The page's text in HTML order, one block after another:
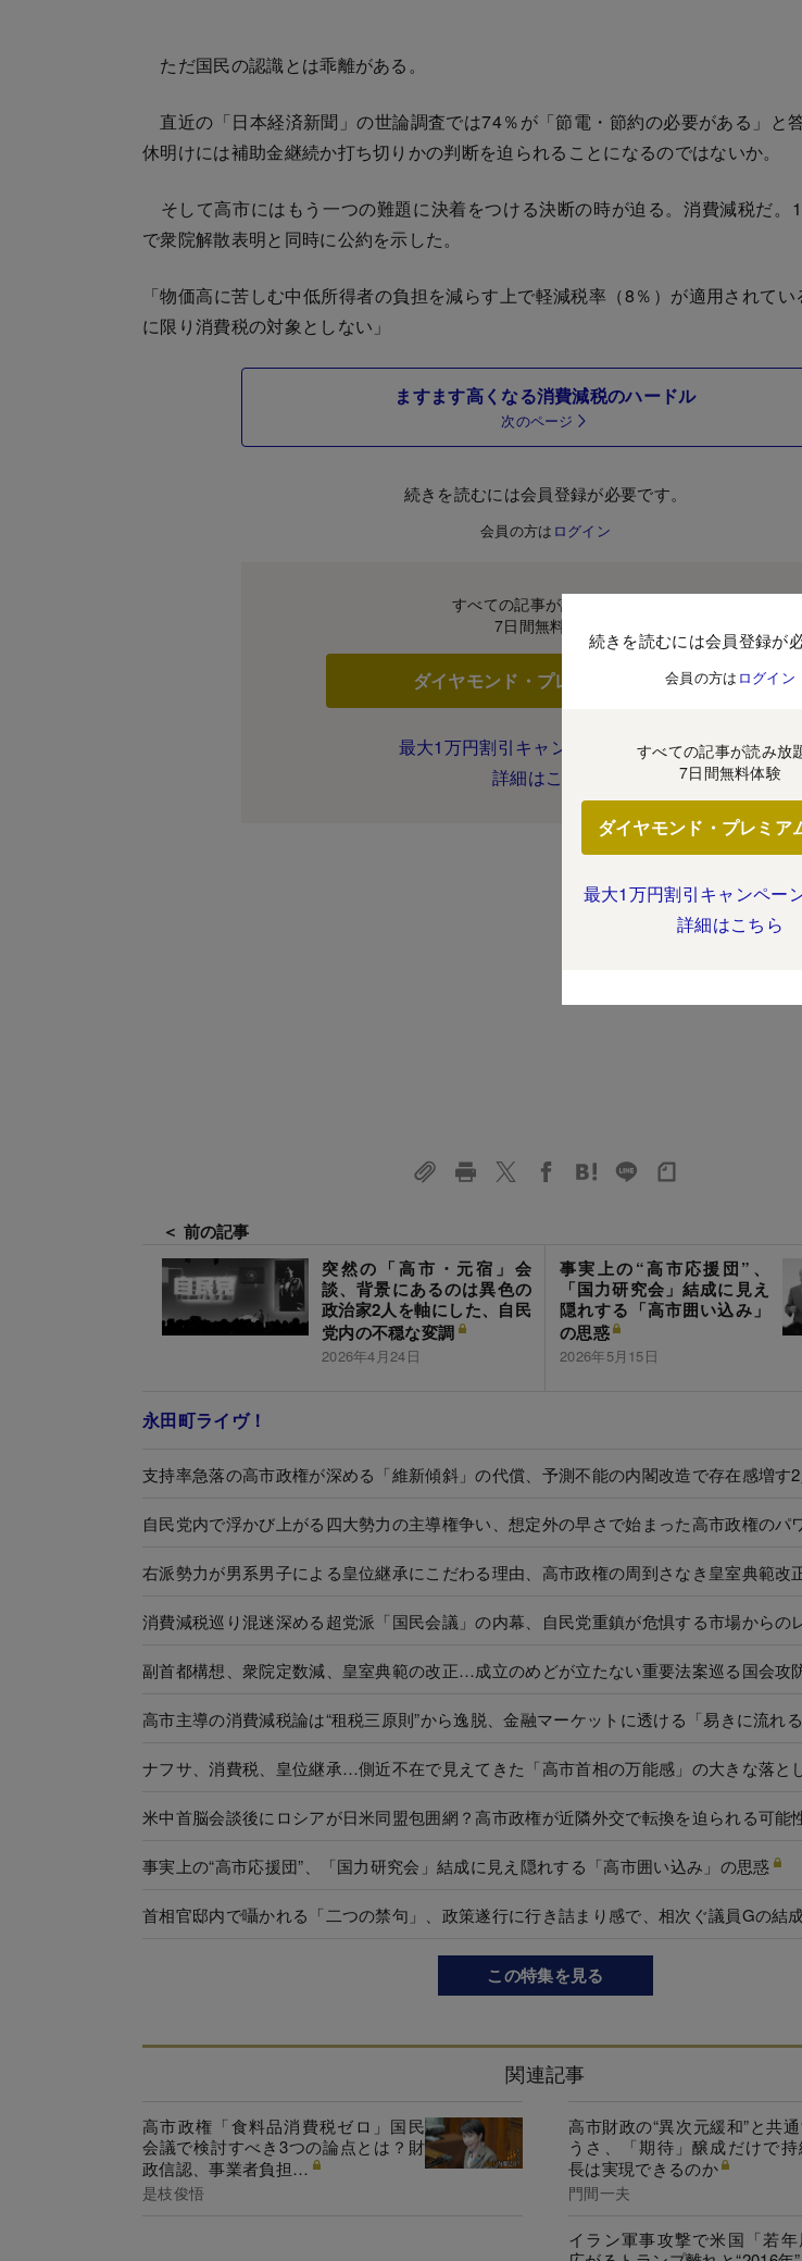
ただ国民の認識とは乖離がある。
直近の「日本経済新聞」の世論調査では74％が「節電・節約の必要がある」と
休明けには補助金継続か打ち切りかの判断を迫られることになるのではないか。
そして高市にはもう一つの難題に決着をつける決断の時が迫る。消費減税だ。
で衆院解散表明と同時に公約を示した。
「物価高に苦しむ中低所得者の負担を減らす上で軽減税率（8％）が適用されて
に限り消費税の対象としない」
ますます高くなる消費減税のハードル
次のページ
続きを読むには会員登録が必要です。
会員の方は ログイン
すべての記事が読み放題！
7日間無料体験
ダイヤモンド・プレミアムに登録
最大1万円割引キャンペーン実施中！
詳細はこちら
続きを読むには会員登録が必
会員の方は ログイン
すべての記事が読み放
7日間無料体験
ダイヤモンド・プレミア
最大1万円割引キャンペー
詳細はこちら
＜ 前の記事
突然の「高市・元宿」会
談、背景にあるのは異色の
政治家2人を軸にした、自民
党内の不穏な変調
2026年4月24日
事実上の“高市応援団”、
「国力研究会」結成に見え
隠れする「高市囲い込み」
の思惑
2026年5月15日
永田町ライヴ！
支持率急落の高市政権が深める「維新傾斜」の代償、予測不能の内閣改造で存在感増す
自民党内で浮かび上がる四大勢力の主導権争い、想定外の早さで始まった高市政権のパ
右派勢力が男系男子による皇位継承にこだわる理由、高市政権の周到さなき皇室典範改
消費減税巡り混迷深める超党派「国民会議」の内幕、自民党重鎮が危惧する市場からの
副首都構想、衆院定数減、皇室典範の改正…成立のめどが立たない重要法案巡る国会攻
高市主導の消費減税論は“租税三原則”から逸脱、金融マーケットに透ける「易きに流れ
ナフサ、消費税、皇位継承…側近不在で見えてきた「高市首相の万能感」の大きな落と
米中首脳会談後にロシアが日米同盟包囲網？高市政権が近隣外交で転換を迫られる可能
事実上の“高市応援団”、「国力研究会」結成に見え隠れする「高市囲い込み」の思惑
首相官邸内で囁かれる「二つの禁句」、政策遂行に行き詰まり感で、相次ぐ議員Gの結
この特集を見る
関連記事
高市政権「食料品消費税ゼロ」国民
会議で検討すべき3つの論点とは？財
政信認、事業者負担…
是枝俊悟
高市財政の“異次元緩和”と共
うさ、「期待」醸成だけで
長は実現できるのか
門間一夫
イラン軍事攻撃で米国「若